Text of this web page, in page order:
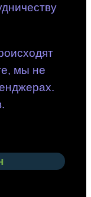
мы не